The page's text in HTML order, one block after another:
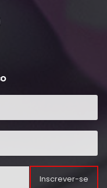
Inscrever-se